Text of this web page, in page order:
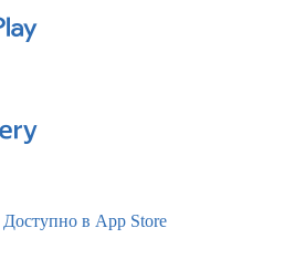
Доступно в App Store